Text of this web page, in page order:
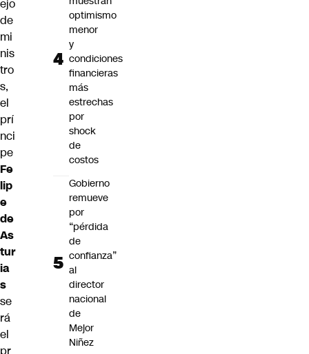
ejo
de
mi
nis
tro
s,
el
prí
nci
pe
Fe
lip
e
de
As
tur
ia
s
se
rá
el
pr
optimismo
menor
y
condiciones
financieras
más
estrechas
por
shock
de
costos
Gobierno
remueve
por
“pérdida
de
confianza”
al
director
nacional
de
Mejor
Niñez